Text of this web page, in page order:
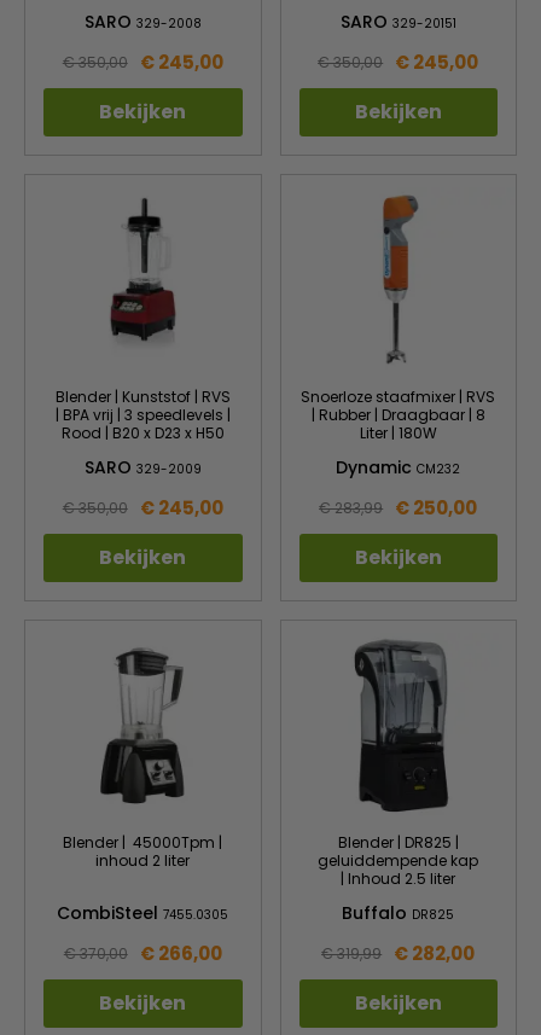
SARO 329-2008
€ 350,00 € 245,00
Bekijken
SARO 329-20151
€ 350,00 € 245,00
Bekijken
Blender | Kunststof | RVS
| BPA vrij | 3 speedlevels |
Rood | B20 x D23 x H50
SARO 329-2009
€ 350,00 € 245,00
Bekijken
Snoerloze staafmixer | RVS
| Rubber | Draagbaar | 8
Liter | 180W
DynamicCM232
€ 283,99 € 250,00
Bekijken
Blender | 45000Tpm |
inhoud 2 liter
CombiSteel7455.0305
€ 370,00 € 266,00
Bekijken
Blender | DR825 |
geluiddempende kap
| Inhoud 2.5 liter
Buffalo DR825
€ 319,99 € 282,00
Bekijken